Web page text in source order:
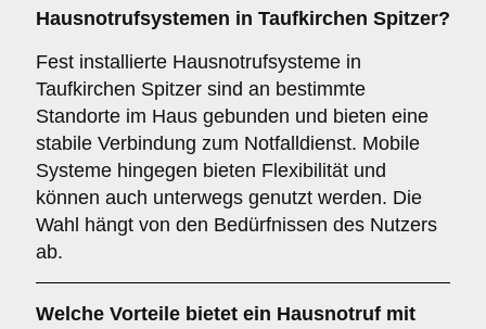
Hausnotrufsystemen in Taufkirchen Spitzer?
Fest installierte Hausnotrufsysteme in
Taufkirchen Spitzer sind an bestimmte
Standorte im Haus gebunden und bieten eine
stabile Verbindung zum Notfalldienst. Mobile
Systeme hingegen bieten Flexibilität und
können auch unterwegs genutzt werden. Die
Wahl hängt von den Bedürfnissen des Nutzers
ab.
Welche Vorteile bietet ein Hausnotruf mit